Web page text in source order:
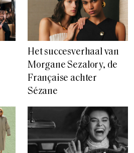
Het succesverhaal van
Morgane Sezalory, de
Française achter
Sézane